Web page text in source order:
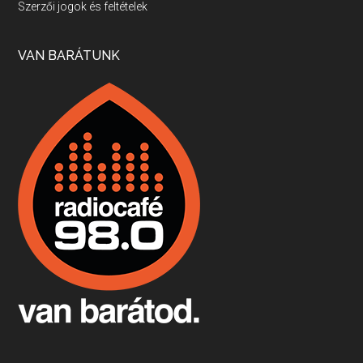
Apr 17, 2026 • 00:35:38
Boston, teadélután, bab és homár
Apr 9, 2026 • 00:37:17
Fermentáljunk, a testünk meghálálja!
Apr 3, 2026 • 00:36:07
Szerzői jogok és feltételek
VAN BARÁTUNK